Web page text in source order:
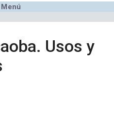
Menú
Usos y